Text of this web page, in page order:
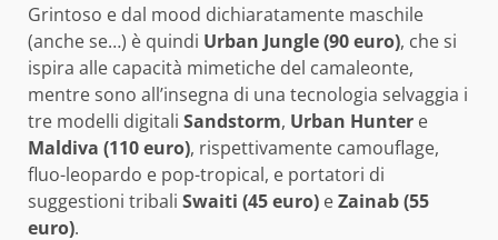
Grintoso e dal mood dichiaratamente maschile
(anche se…) è quindi Urban Jungle (90 euro), che si
ispira alle capacità mimetiche del camaleonte,
mentre sono all’insegna di una tecnologia selvaggia i
tre modelli digitali Sandstorm, Urban Hunter e
Maldiva (110 euro), rispettivamente camouflage,
fluo-leopardo e pop-tropical, e portatori di
suggestioni tribali Swaiti (45 euro) eZainab (55
euro).